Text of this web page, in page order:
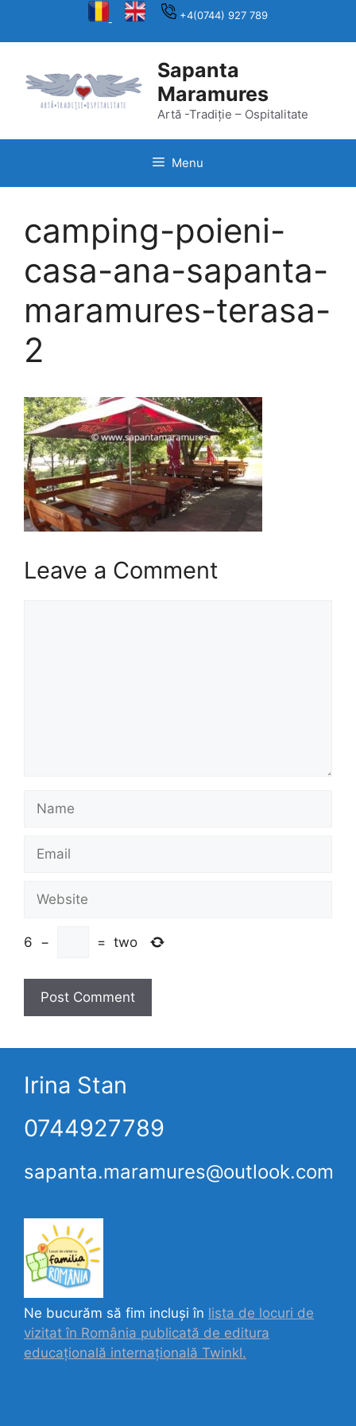
+4(0744) 927 789
Sapanta
Maramures
Artă -Tradiție – Ospitalitate
Menu
camping-poieni-
casa-ana-sapanta-
maramures-terasa-
2
Leave a Comment
Name
Email
Website
6 − = two
Irina Stan
0744927789
sapanta.maramures@outlook.com
Ne bucurăm să fim incluși în lista de locuri de
vizitat în România publicată de editura
educațională internațională Twinkl.